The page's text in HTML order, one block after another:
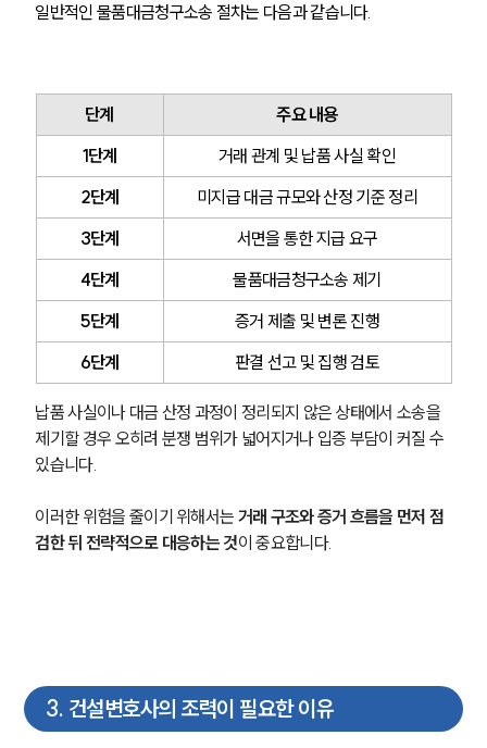
팀소개
대륜의 강점
일반적인 물품대금청구소송 절차는 다음과 같습니다.
단계
주요 내용
1단계
거래 관계 및 납품 사실 확인
2단계
미지급 대금 규모와 산정 기준 정리
3단계
서면을 통한 지급 요구
4단계
물품대금청구소송 제기
5단계
증거 제출 및 변론 진행
6단계
판결 선고 및 집행 검토
납품 사실이나 대금 산정 과정이 정리되지 않은 상태에서 소송을
제기할 경우 오히려 분쟁 범위가 넓어지거나 입증 부담이 커질 수
있습니다.
이러한 위험을 줄이기 위해서는 거래 구조와 증거 흐름을 먼저 점
검한 뒤 전략적으로 대응하는 것이 중요합니다.
3. 건설변호사의 조력이 필요한 이유